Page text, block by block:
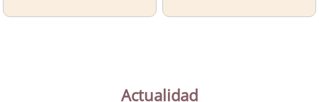
Actualidad